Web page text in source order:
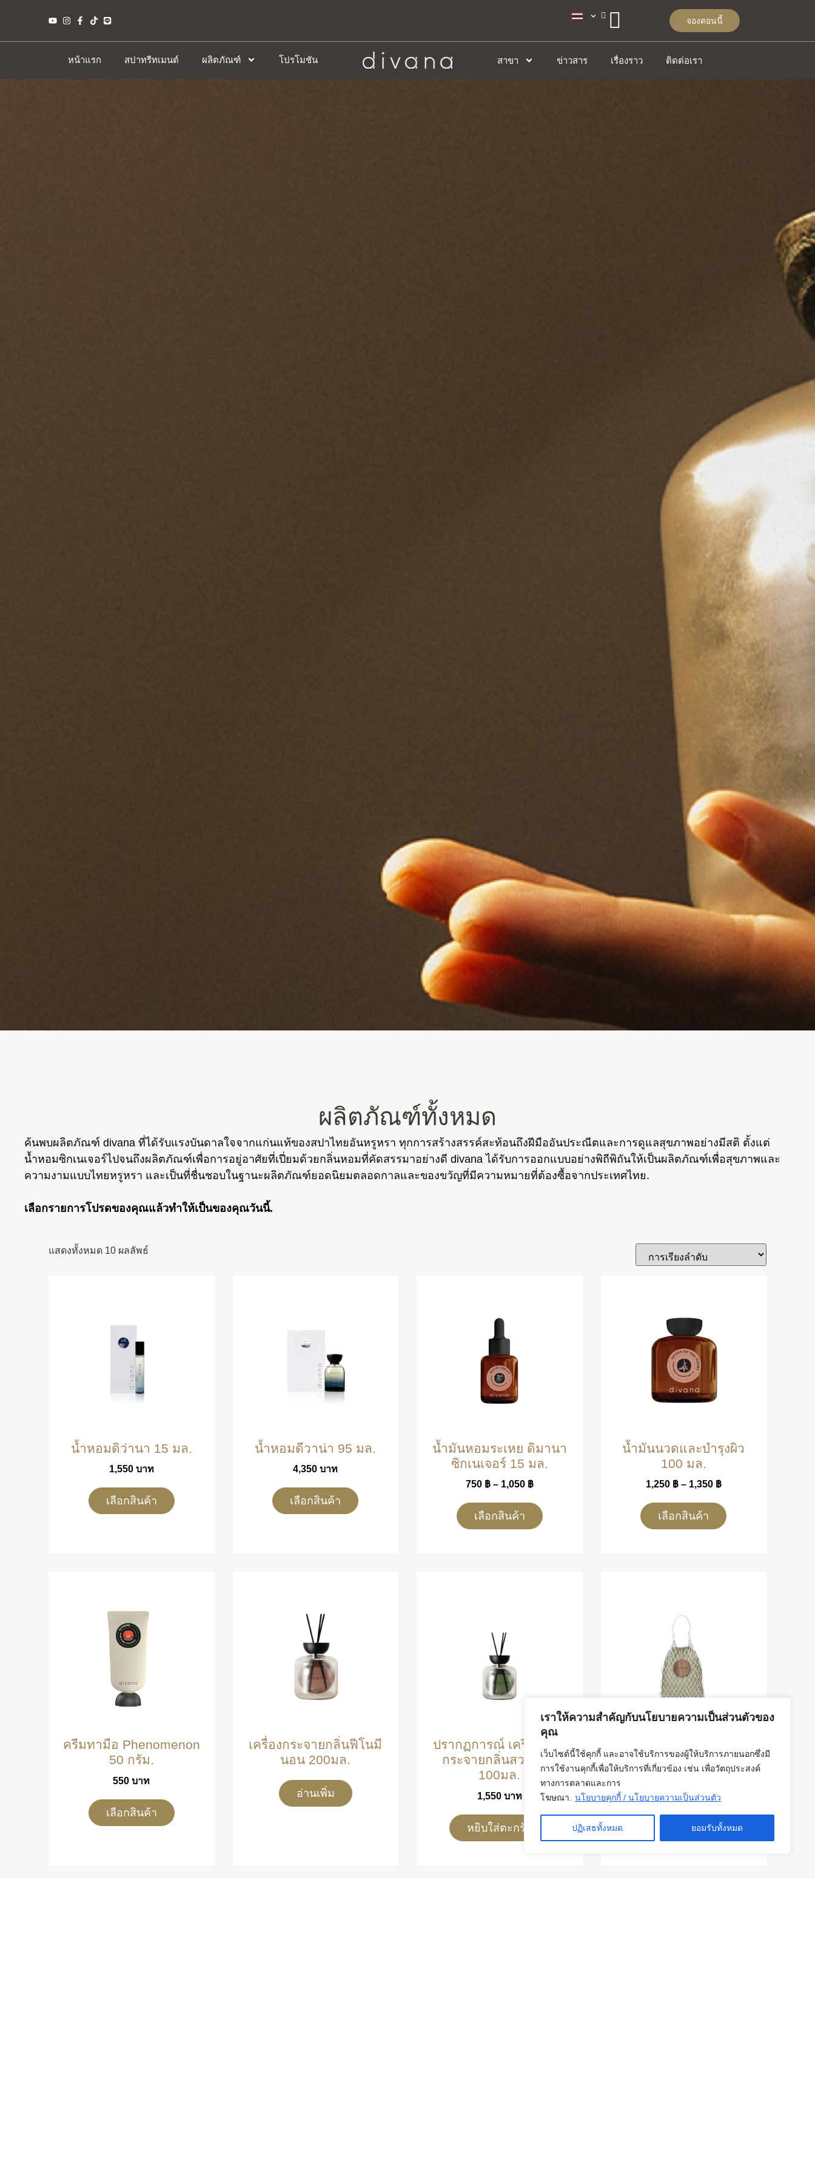
เราให้ความสำคัญกับนโยบายความเป็นส่วนตัวของ
คุณ
เว็บไซต์นี้ใช้คุกกี้ และอาจใช้บริการของผู้ให้บริการภายนอกซึ่งมี
การใช้งานคุกกี้เพื่อให้บริการที่เกี่ยวข้อง เช่น เพื่อวัตถุประสงค์
ทางการตลาดและการ
โฆษณา.
นโยบายคุกกี้ / นโยบายความเป็นส่วนตัว
ปฏิเสธทั้งหมด ยอมรับทั้งหมด
จองตอนนี้
หน้าแรก สปาทรีทเมนต์ ผลิตภัณฑ์ โปรโมชัน สาขา ข่าวสาร เรื่องราว ติดต่อเรา
ผลิตภัณฑ์ทั้งหมด
ค้นพบผลิตภัณฑ์ divana ที่ได้รับแรงบันดาลใจจากแก่นแท้ของสปาไทยอันหรูหรา ทุกการสร้างสรรค์สะท้อนถึงฝีมืออันประณีตและการดูแลสุขภาพอย่างมีสติ ตั้งแต่
น้ำหอมซิกเนเจอร์ไปจนถึงผลิตภัณฑ์เพื่อการอยู่อาศัยที่เปี่ยมด้วยกลิ่นหอมที่คัดสรรมาอย่างดี divana ได้รับการออกแบบอย่างพิถีพิถันให้เป็นผลิตภัณฑ์เพื่อสุขภาพและ
ความงามแบบไทยหรูหรา และเป็นที่ชื่นชอบในฐานะผลิตภัณฑ์ยอดนิยมตลอดกาลและของขวัญที่มีความหมายที่ต้องซื้อจากประเทศไทย.
เลือกรายการโปรดของคุณแล้วทำให้เป็นของคุณวันนี้.
แสดงทั้งหมด 10 ผลลัพธ์
น้ำหอมดิว่านา 15 มล.
1,550 บาท
เลือกสินค้า
น้ำหอมดีวาน่า 95 มล.
4,350บาท
เลือกสินค้า
น้ำมันหอมระเหย ดิมานา
ซิกเนเจอร์ 15 มล.
750 ฿ – 1,050 ฿
เลือกสินค้า
น้ำมันนวดและบำรุงผิว
100 มล.
1,250 ฿ – 1,350 ฿
เลือกสินค้า
ครีมทามือ Phenomenon
50 กรัม.
550บาท
เลือกสินค้า
เครื่องกระจายกลิ่นฟีโนมี
นอน 200มล.
อ่านเพิ่ม
ปรากฏการณ์ เครื่องหอม
กระจายกลิ่นสวนมอส
100มล.
1,550 บาท
หยิบใส่ตะกร้า
890 บาท
เลือกสินค้า